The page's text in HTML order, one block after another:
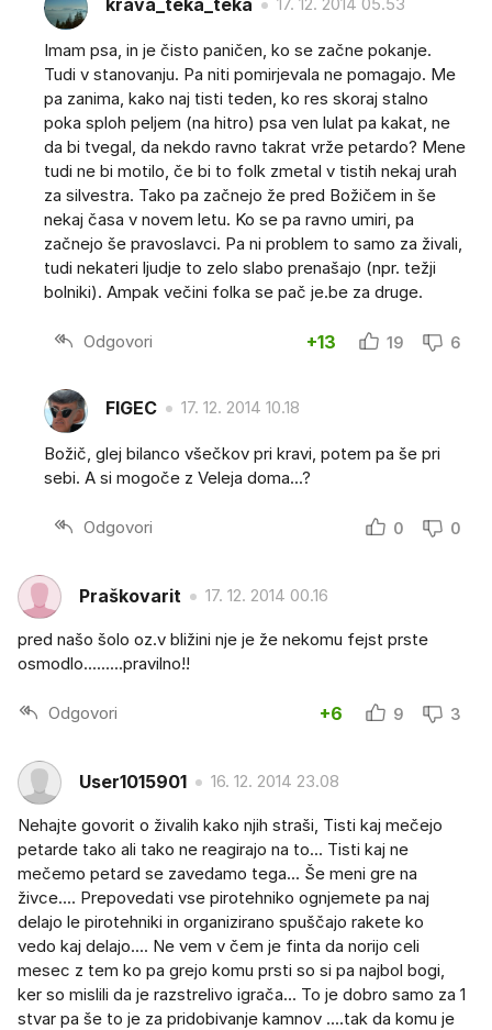
krava_teka_teka
Imam psa, in je čisto paničen, ko se začne pokanje.
Tudi v stanovanju. Pa niti pomirjevala ne pomagajo. Me
pa zanima, kako naj tisti teden, ko res skoraj stalno
poka sploh peljem (na hitro) psa ven lulat pa kakat, ne
da bi tvegal, da nekdo ravno takrat vrže petardo? Mene
tudi ne bi motilo, če bi to folk zmetal v tistih nekaj urah
za silvestra. Tako pa začnejo že pred Božičem in še
nekaj časa v novem letu. Ko se pa ravno umiri, pa
začnejo še pravoslavci. Pa ni problem to samo za živali,
tudi nekateri ljudje to zelo slabo prenašajo (npr. težji
bolniki). Ampak večini folka se pač je.be za druge.
Odgovori +13 19 6
FIGEC 17. 12. 2014 10.18
Božič, glej bilanco všečkov pri kravi, potem pa še pri
sebi. A si mogoče z Veleja doma...?
Odgovori 0 0
Praškovarit 17. 12. 2014 00.16
pred našo šolo oz.v bližini nje je že nekomu fejst prste
osmodlo.........pravilno!!
Odgovori +6 9 3
User1015901 16. 12. 2014 23.08
Nehajte govorit o živalih kako njih straši, Tisti kaj mečejo
petarde tako ali tako ne reagirajo na to... Tisti kaj ne
mečemo petard se zavedamo tega... Še meni gre na
živce.... Prepovedati vse pirotehniko ognjemete pa naj
delajo le pirotehniki in organizirano spuščajo rakete ko
vedo kaj delajo.... Ne vem v čem je finta da norijo celi
mesec z tem ko pa grejo komu prsti so si pa najbol bogi,
ker so mislili da je razstrelivo igrača... To je dobro samo za 1
stvar pa še to je za pridobivanje kamnov ....tak da komu je